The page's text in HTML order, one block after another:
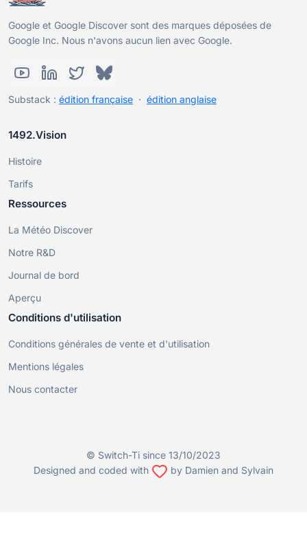
Google et Google Discover sont des marques déposées de
Google Inc. Nous n'avons aucun lien avec Google.
Substack : édition française · édition anglaise
1492.Vision
Histoire
Tarifs
Ressources
La Météo Discover
Notre R&D
Journal de bord
Aperçu
Conditions d'utilisation
Conditions générales de vente et d'utilisation
Mentions légales
Nous contacter
© Switch-Ti since 13/10/2023
Designed and coded with
by Damien and Sylvain